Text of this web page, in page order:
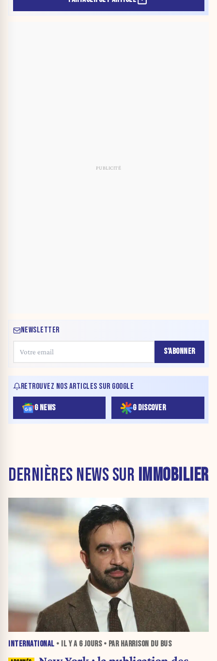
NEWSLETTER
S'ABONNER
RETROUVEZ NOS ARTICLES SUR GOOGLE
G NEWS G DISCOVER
DERNIÈRES NEWS SUR IMMOBILIER
INTERNATIONAL • IL Y A 6 JOURS• PAR HARRISON DU BUS